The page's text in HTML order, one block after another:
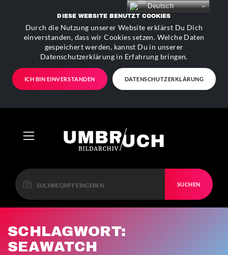
DIESE WEBSITE BENUTZT COOKIES
Durch die Nutzung unserer Website erklärst Du Dich
einverstanden, dass wir Cookies setzen. Welche Daten
gespeichert werden, kannst Du in unserer
Datenschutzerklärung in Erfahrung bringen.
ICH BIN EINVERSTANDEN DATENSCHUTZERKLÄRUNG
SUCHEN
SCHLAGWORT:
SEAWATCH
Deutsch